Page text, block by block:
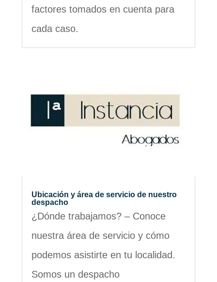
factores tomados en cuenta para
cada caso.
Ubicación y área de servicio de nuestro
despacho
¿Dónde trabajamos? – Conoce
nuestra área de servicio y cómo
podemos asistirte en tu localidad.
Somos un despacho